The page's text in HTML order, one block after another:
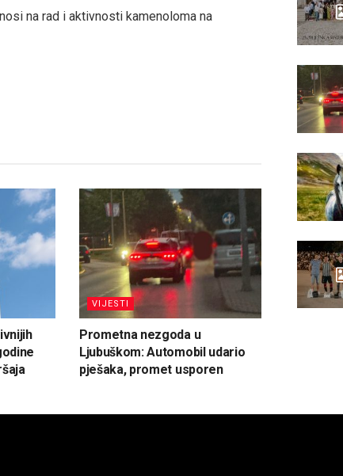
na rad i aktivnosti kamenoloma na
VIJESTI
Prometna nezgoda u
Ljubuškom: Automobil udario
pješaka, promet usporen